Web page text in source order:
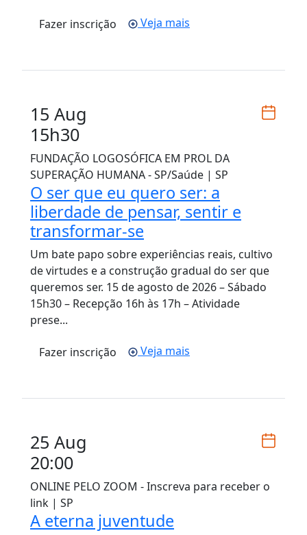
Fazer inscrição Veja mais
15 Aug
15h30
FUNDAÇÃO LOGOSÓFICA EM PROL DA
SUPERAÇÃO HUMANA - SP/Saúde | SP
O ser que eu quero ser: a
liberdade de pensar, sentir e
transformar-se
Um bate papo sobre experiências reais, cultivo
de virtudes e a construção gradual do ser que
queremos ser. 15 de agosto de 2026 – Sábado
15h30 – Recepção 16h às 17h – Atividade
prese...
Fazer inscrição Veja mais
25 Aug
20:00
ONLINE PELO ZOOM - Inscreva para receber o
link | SP
A eterna juventude